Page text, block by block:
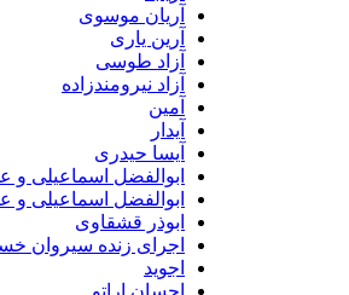
آریان موسوی
آرین یاری
آزاد طوسی
آزاد نیرومندزاده
آمین
آیدار
آیسا حیدری
ابوالفضل اسماعیلی و
ابوالفضل اسماعیلی و
ابوذر قشقاوی
اجرای زنده سیروان
اجوید
احسان اراتو